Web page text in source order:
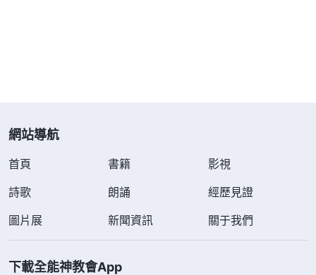
網站導航
首頁 書籍
影視
詩歌
朗誦
經歷見證
圖片展
新聞資訊 關于我們
下載全能神教會App